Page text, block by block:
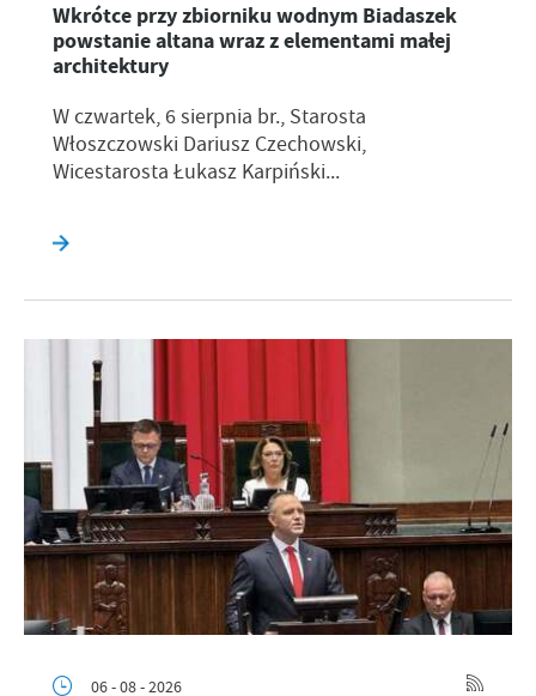
Wkrótce przy zbiorniku wodnym Biadaszek
powstanie altana wraz z elementami małej
architektury
W czwartek, 6 sierpnia br., Starosta
Włoszczowski Dariusz Czechowski,
Wicestarosta Łukasz Karpiński...
06 - 08 - 2026